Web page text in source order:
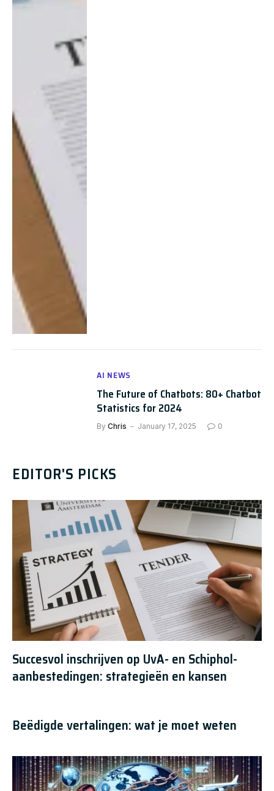
AI NEWS
The Future of Chatbots: 80+ Chatbot
Statistics for 2024
By Chris January 17, 2025 0
EDITOR'S PICKS
Succesvol inschrijven op UvA- en Schiphol-
aanbestedingen: strategieën en kansen
Beëdigde vertalingen: wat je moet weten